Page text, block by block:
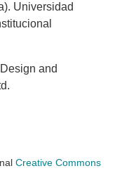
Universidad
and
Creative Commons